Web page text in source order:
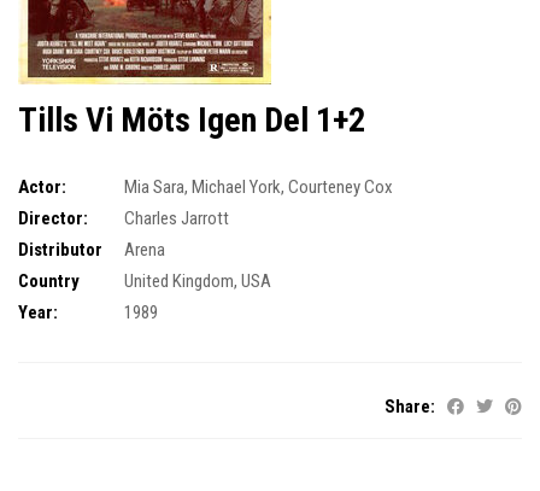
Tills Vi Möts Igen Del 1+2
Actor: Mia Sara, Michael York, Courteney Cox
Director:
Charles Jarrott
Distributor
Arena
Country
United Kingdom, USA
Year:
1989
Share: